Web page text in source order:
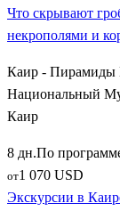
Что скрывают
некрополями и
Каир - Пирамиды
Национальный
Каир
8 дн.По
от1 070 USD
Экскурсии в